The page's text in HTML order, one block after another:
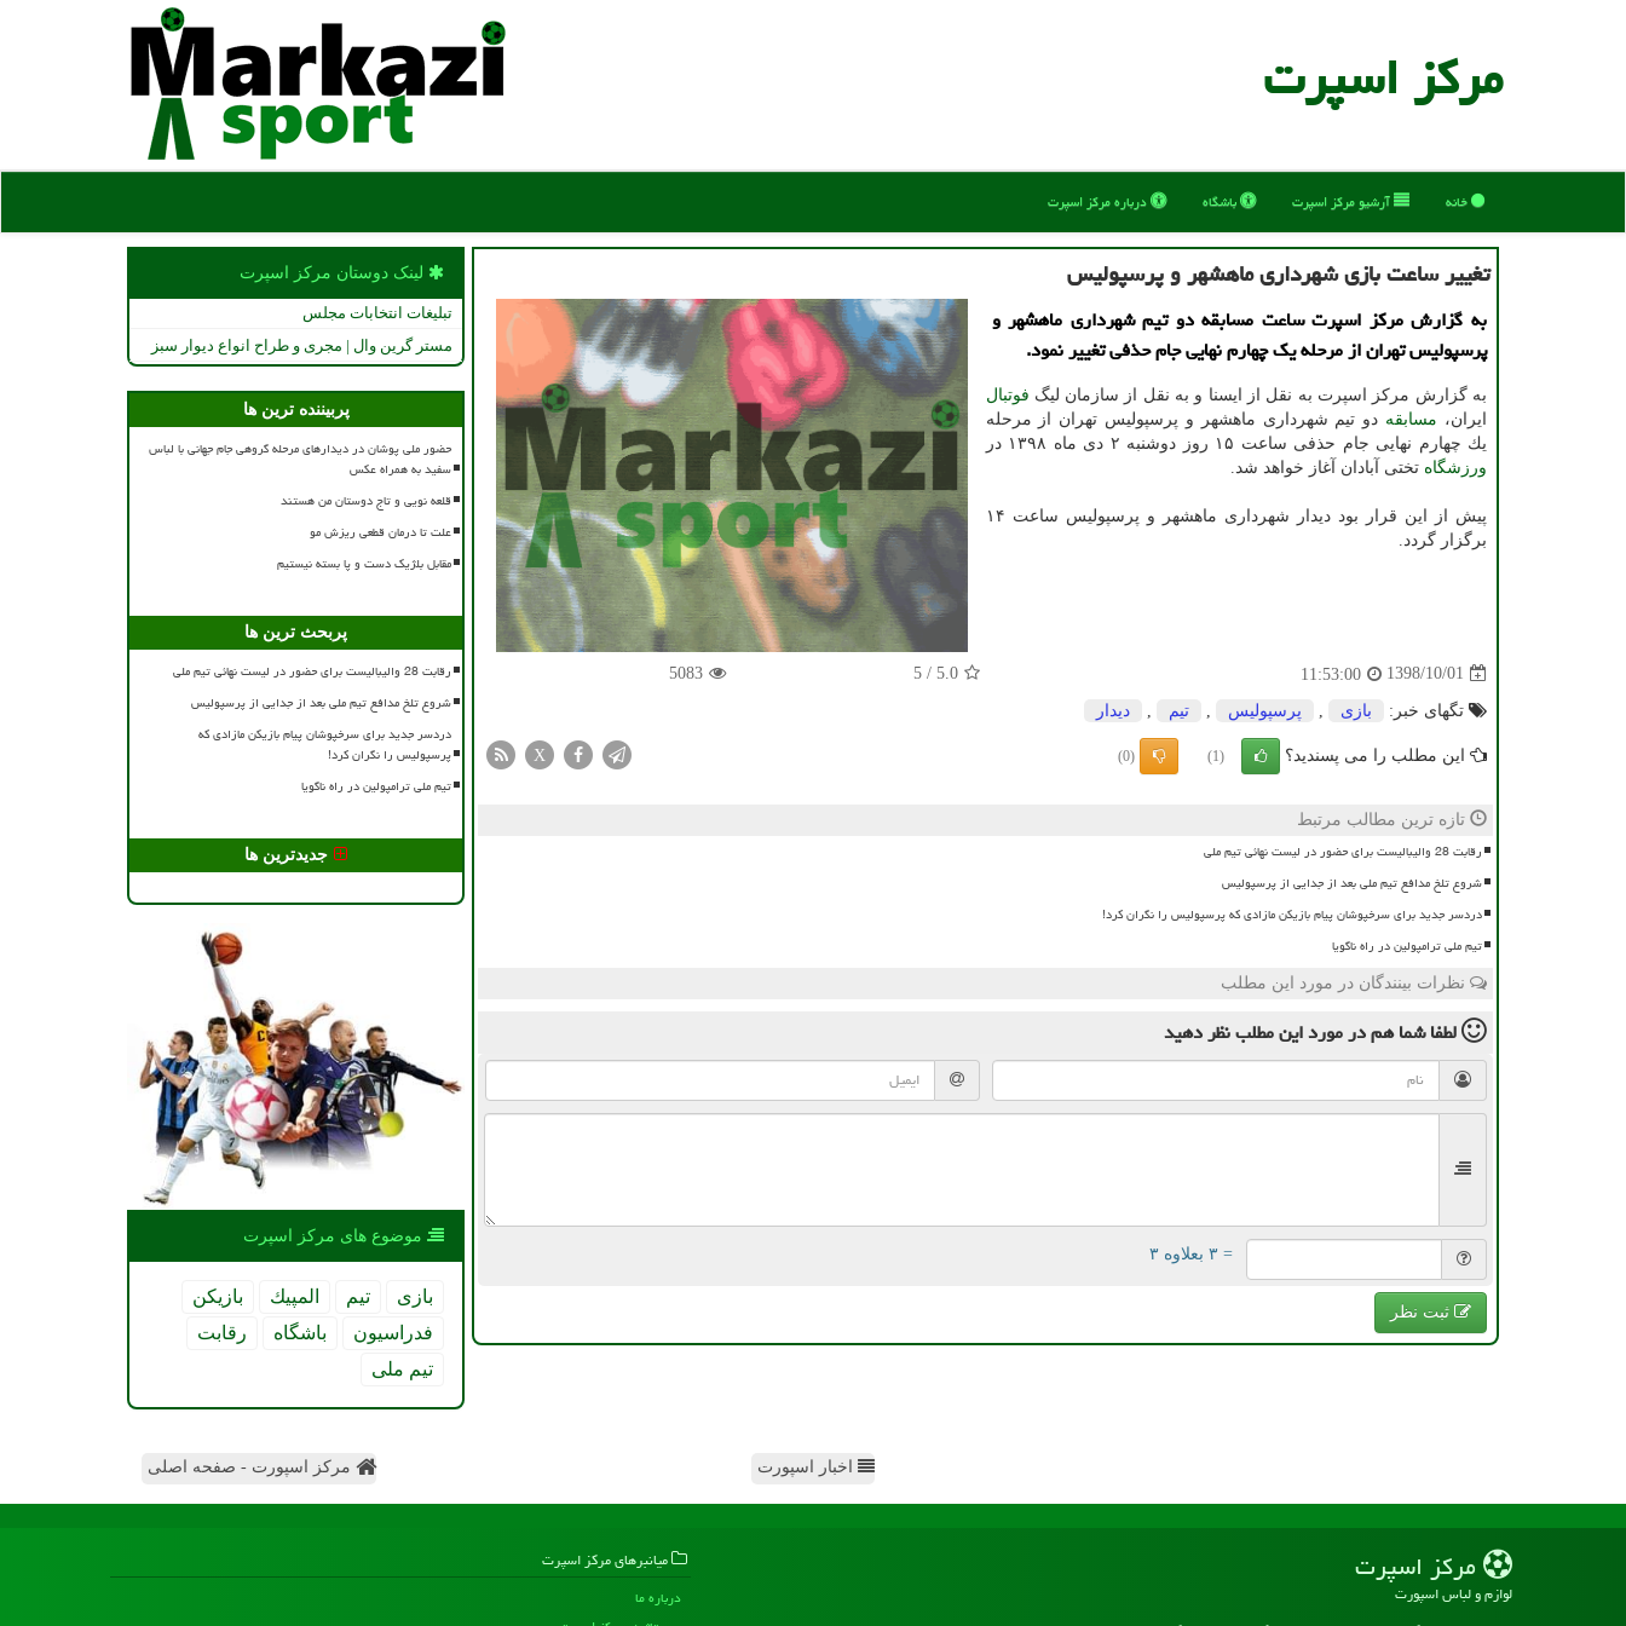
مركز اسپرت
خانه آرشیو مركز اسپرت باشگاه درباره مركز اسپرت
تغییر ساعت بازی شهرداری ماهشهر و پرسپولیس
به گزارش مركز اسپرت ساعت مسابقه دو تیم شهرداری ماهشهر و
پرسپولیس تهران از مرحله یك چهارم نهایی جام حذفی تغییر نمود.
به گزارش مركز اسپرت به نقل از ایسنا و به نقل از سازمان لیگ فوتبال
ایران، مسابقه دو تیم شهرداری ماهشهر و پرسپولیس تهران از مرحله
یك چهارم نهایی جام حذفی ساعت ۱۵ روز دوشنبه ۲ دی ماه ۱۳۹۸ در
ورزشگاه تختی آبادان آغاز خواهد شد.
پیش از این قرار بود دیدار شهرداری ماهشهر و پرسپولیس ساعت ۱۴
برگزار گردد.
1398/10/01
11:53:00
5.0
/
5
5083
تگهای خبر: بازی پرسپولیس تیم دیدار
این مطلب را می پسندید؟ (1)
(0)
X
تازه ترین مطالب مرتبط
رقابت 28 والیبالیست برای حضور در لیست نهائی تیم ملی
شروع تلخ مدافع تیم ملی بعد از جدایی از پرسپولیس
دردسر جدید برای سرخپوشان پیام بازیکن مازادی که پرسپولیس را نگران کرد!
تیم ملی ترامپولین در راه ناگویا
نظرات بینندگان در مورد این مطلب
لطفا شما همدر مورد این مطلبنظر دهید
= ۳ بعلاوه ۳
ثبت نظر
لینک دوستان مركز اسپرت
تبلیغات انتخابات مجلس
مستر گرین وال | مجری و طراح انواع دیوار سبز
پربیننده ترین ها
حضور ملی پوشان در دیدارهای مرحله گروهی جام جهانی با لباس
سفید به همراه عکس
قلعه نویی و تاج دوستان من هستند
علت تا درمان قطعی ریزش مو
مقابل بلژیک دست و پا بسته نیستیم
پربحث ترین ها
رقابت 28 والیبالیست برای حضور در لیست نهائی تیم ملی
شروع تلخ مدافع تیم ملی بعد از جدایی از پرسپولیس
دردسر جدید برای سرخپوشان پیام بازیکن مازادی که
پرسپولیس را نگران کرد!
تیم ملی ترامپولین در راه ناگویا
جدیدترین ها
موضوع های مركز اسپرت
بازی تیم المپیك
بازیكن
فدراسیون
باشگاه
رقابت
تیم ملی
اخبار اسپورت مرکز اسپورت - صفحه اصلی
مركز اسپرت
لوازم و لباس اسپورت
میانبرهای مركز اسپرت
درباره ما